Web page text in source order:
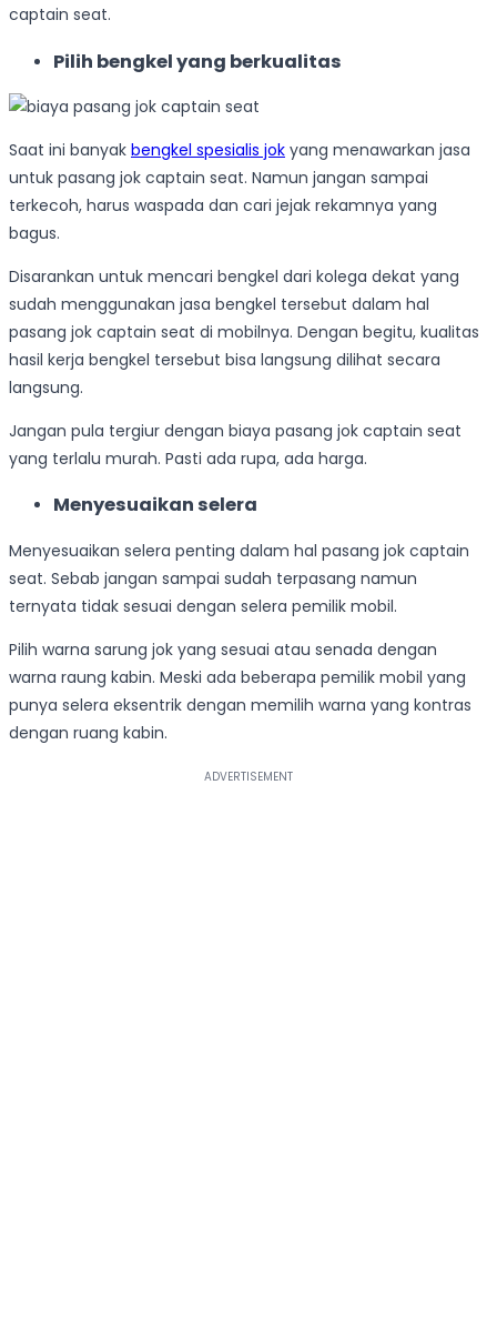
captain seat.
Pilih bengkel yang berkualitas
Saat ini banyak bengkel spesialis jok yang menawarkan jasa
untuk pasang jok captain seat. Namun jangan sampai
terkecoh, harus waspada dan cari jejak rekamnya yang
bagus.
Disarankan untuk mencari bengkel dari kolega dekat yang
sudah menggunakan jasa bengkel tersebut dalam hal
pasang jok captain seat di mobilnya. Dengan begitu, kualitas
hasil kerja bengkel tersebut bisa langsung dilihat secara
langsung.
Jangan pula tergiur dengan biaya pasang jok captain seat
yang terlalu murah. Pasti ada rupa, ada harga.
Menyesuaikan selera
Menyesuaikan selera penting dalam hal pasang jok captain
seat. Sebab jangan sampai sudah terpasang namun
ternyata tidak sesuai dengan selera pemilik mobil.
Pilih warna sarung jok yang sesuai atau senada dengan
warna raung kabin. Meski ada beberapa pemilik mobil yang
punya selera eksentrik dengan memilih warna yang kontras
dengan ruang kabin.